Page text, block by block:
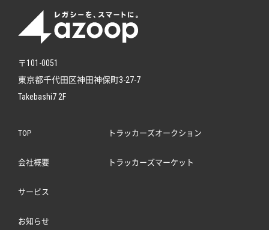
〒101-0051
東京都千代田区神田神保町3-27-7
Takebashi7 2F
TOP
会社概要
サービス
お知らせ
トラッカーズオークション
トラッカーズマーケット